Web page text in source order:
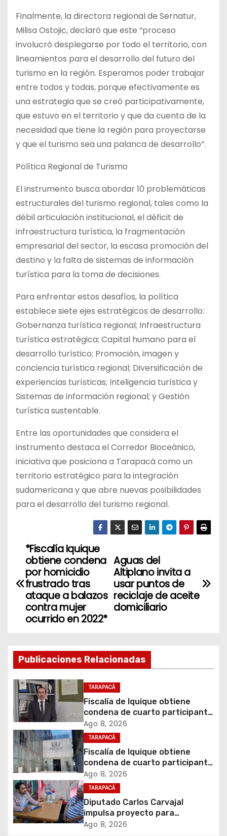
Finalmente, la directora regional de Sernatur,
Milisa Ostojic, declaró que este “proceso
involucró desplegarse por todo el territorio, con
lineamientos para el desarrollo del futuro del
turismo en la región. Esperamos poder trabajar
entre todos y todas, porque efectivamente es
una estrategia que se creó participativamente,
que estuvo en el territorio y que da cuenta de la
necesidad que tiene la región para proyectarse
y que el turismo sea una palanca de desarrollo”.
Política Regional de Turismo
El instrumento busca abordar 10 problemáticas
estructurales del turismo regional, tales como la
débil articulación institucional, el déficit de
infraestructura turística, la fragmentación
empresarial del sector, la escasa promoción del
destino y la falta de sistemas de información
turística para la toma de decisiones.
Para enfrentar estos desafíos, la política
establece siete ejes estratégicos de desarrollo:
Gobernanza turística regional; Infraestructura
turística estratégica; Capital humano para el
desarrollo turístico; Promoción, imagen y
conciencia turística regional; Diversificación de
experiencias turísticas; Inteligencia turística y
Sistemas de información regional; y Gestión
turística sustentable.
Entre las oportunidades que considera el
instrumento destaca el Corredor Bioceánico,
iniciativa que posiciona a Tarapacá como un
territorio estratégico para la integración
sudamericana y que abre nuevas posibilidades
para el desarrollo del turismo regional.
N
a
a
c
i
ó
n
d
e
e
Aguas del
Altiplano invita a
usar puntos de
reciclaje de aceite
domiciliario
*Fiscalía Iquique
obtiene condena
por homicidio
frustrado tras
ataque a balazos
contra mujer
ocurrido en 2022*
Publicaciones Relacionadas
TARAPACÁ
Fiscalía de Iquique obtiene
condena de cuarto participante
en violento asalto a
comerciante
Ago 8, 2026
TARAPACÁ
Fiscalía de Iquique obtiene
condena de cuarto participante
en violento asalto a
comerciante
Ago 8, 2026
TARAPACÁ
Diputado Carlos Carvajal
impulsa proyecto para
homenajear en vida al campeón
Ago 8, 2026